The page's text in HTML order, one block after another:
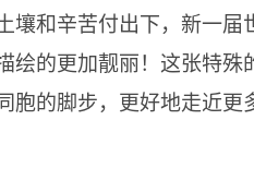
壤和辛苦付出下，新一届
绘的更加靓丽！这张特殊
胞的脚步，更好地走近更